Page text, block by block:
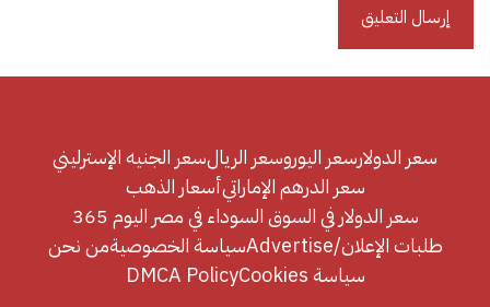
سعر الدولارسعر اليوروسعر الريالسعر الجنيه الإسترليني
سعر الدرهم الإماراتيأسعار الذهب
سعر الدولار في السوق السوداء في مصر اليوم 365
طلبات الإعلان/Advertise
سياسة الخصوصيةمن نحن
سياسة Cookies
DMCA Policy